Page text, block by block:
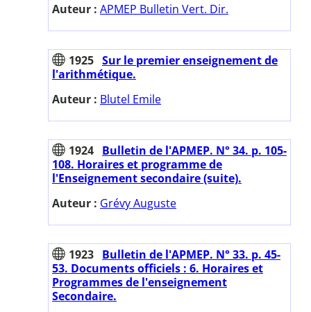
Auteur : APMEP Bulletin Vert. Dir.
1925 Sur le premier enseignement de
l'arithmétique.
Auteur : Blutel Emile
1924 Bulletin de l'APMEP. N° 34. p. 105-
108. Horaires et programme de
l'Enseignement secondaire (suite).
Auteur : Grévy Auguste
1923 Bulletin de l'APMEP. N° 33. p. 45-
53. Documents officiels : 6. Horaires et
Programmes de l'enseignement
Secondaire.